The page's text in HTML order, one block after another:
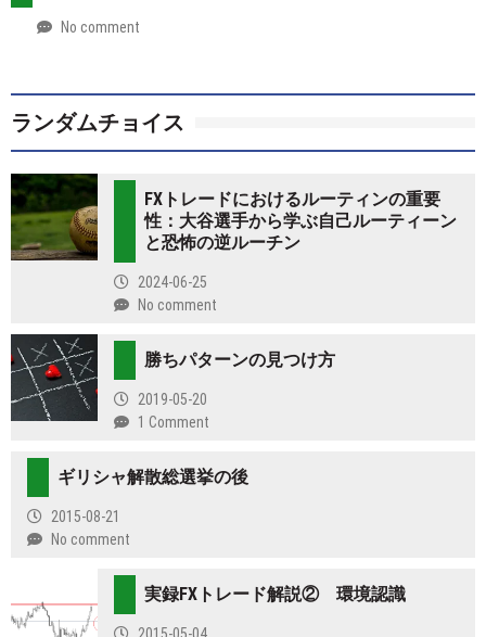
by
No comment
ランダムチョイス
FXトレードにおけるルーティンの重要
性：大谷選手から学ぶ自己ルーティーン
と恐怖の逆ルーチン
2024-06-25
No comment
勝ちパターンの見つけ方
2019-05-20
1 Comment
ギリシャ解散総選挙の後
2015-08-21
No comment
実録FXトレード解説② 環境認識
2015-05-04